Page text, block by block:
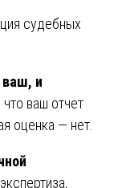
судебных
ваш, и
ваш отчет
оценка — нет.